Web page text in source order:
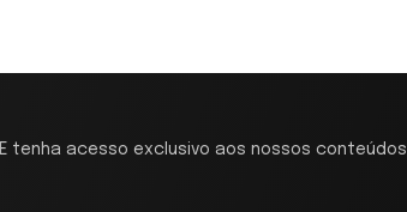
E tenha acesso exclusivo aos nossos conteúdos